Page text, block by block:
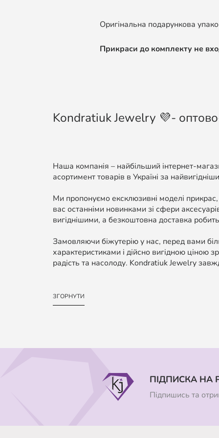
Оригінальна подарункова
Прикраси до комплекту не
Kondratiuk Jewelry 💜- оптово-
Наша компанія – найбільший інтернет-
асортимент товарів в Україні за
Ми пропонуємо ексклюзивні моделі
вас останніми новинками зі сфери
вигіднішими, а безкоштовна доставка
Замовляючи біжутерію у нас, перед вами
характеристиками і дійсно вигідною ціною
радість та насолоду. Kondratiuk Jewelry
ЗГОРНУТИ
ПІДПИСКА НА
Підпишись та